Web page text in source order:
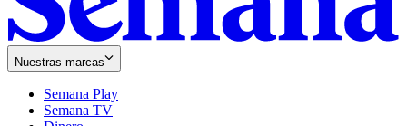
Nuestras marcas
Semana Play
Semana TV